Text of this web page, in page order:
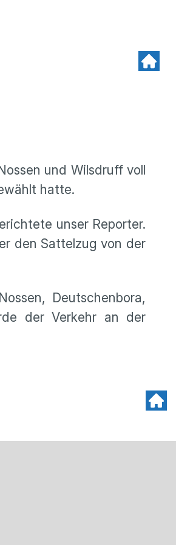
und Wilsdruff voll
hatte.
unser Reporter.
den Sattelzug von der
Deutschenbora,
der Verkehr an der